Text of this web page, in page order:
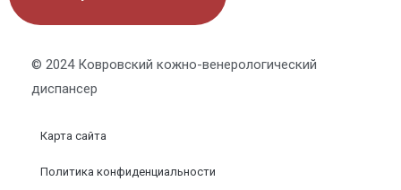
© 2024 Ковровский кожно-венерологический
диспансер
Карта сайта
Политика конфиденциальности